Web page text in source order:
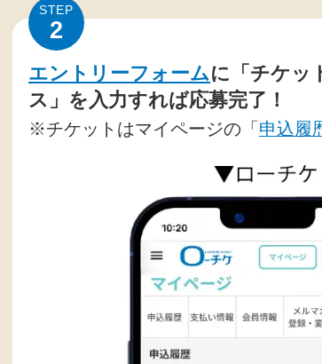
STEP
2
エントリーフォームに「チケッ
ス」を入力すれば応募完了！
※チケットはマイページの「申込履